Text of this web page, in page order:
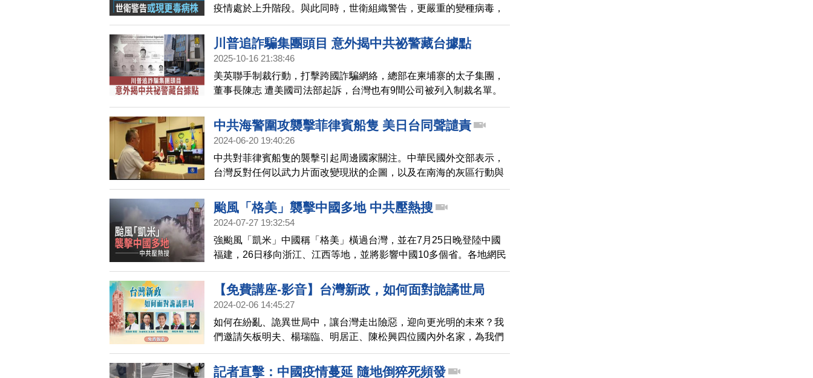
疫情處於上升階段。與此同時，世衛組織警告，更嚴重的變種病毒，
可能很快出現。
川普追詐騙集團頭目 意外揭中共祕警藏台據點
2025-10-16 21:38:46
美英聯手制裁行動，打擊跨國詐騙網絡，總部在柬埔寨的太子集團，
董事長陳志 遭美國司法部起訴，台灣也有9間公司被列入制裁名單。
陳志過往在台灣的蹤跡也被曝光，旗下公司據點，就在台灣重要政治
樞紐--台北市博愛特區裡，和總統府在同一條馬路上，爬梳過往報導，
也意外揭露，中共秘密警察在台灣的藏身據點。
中共海警圍攻襲擊菲律賓船隻 美日台同聲譴責
2024-06-20 19:40:26
中共對菲律賓船隻的襲擊引起周邊國家關注。中華民國外交部表示，
台灣反對任何以武力片面改變現狀的企圖，以及在南海的灰區行動與
軍事脅迫。美國國務卿布林肯也與菲律賓外長通話，譴責中共破壞區
域和平穩定，並重申美國根據《共同防禦條約》對菲律賓的堅定承
諾。此外，日本自衛隊統合幕僚長吉田圭秀，也與菲律賓參謀總長進
隊始終站在菲律賓這邊，並將深化與菲律賓及理念相近國家的合作。
颱風「格美」襲擊中國多地 中共壓熱搜
2024-07-27 19:32:54
強颱風「凱米」中國稱「格美」橫過台灣，並在7月25日晚登陸中國
福建，26日移向浙江、江西等地，並將影響中國10多個省。各地網民
展示颱風造成的慘況，但中共淡化消息。來看詳情：
【免費講座-影音】台灣新政，如何面對詭譎世局
2024-02-06 14:45:27
如何在紛亂、詭異世局中，讓台灣走出險惡，迎向更光明的未來？我
們邀請矢板明夫、楊瑞臨、明居正、陳松興四位國內外名家，為我們
指點明路！
記者直擊：中國疫情蔓延 隨地倒猝死頻發